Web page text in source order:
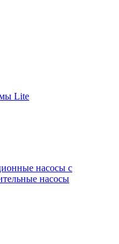
Lite
насосы с
насосы